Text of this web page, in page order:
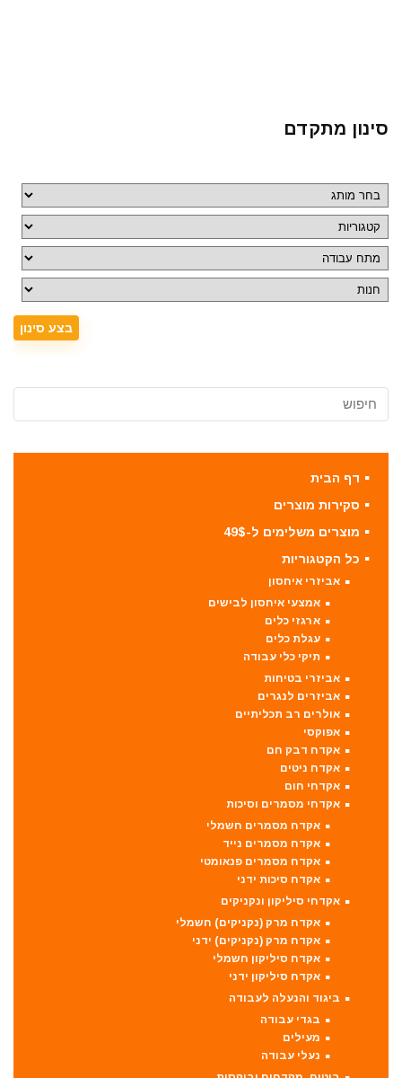
סינון מתקדם
דף הבית
סקירות מוצרים
מוצרים משלימים ל-49$
כל הקטגוריות
אביזרי איחסון
אמצעי איחסון לבישים
ארגזי כלים
עגלת כלים
תיקי כלי עבודה
אביזרי בטיחות
אביזרים לנגרים
אולרים רב תכליתיים
אפוקסי
אקדח דבק חם
אקדח ניטים
אקדחי חום
אקדחי מסמרים וסיכות
אקדח מסמרים חשמלי
אקדח מסמרים נייד
אקדח מסמרים פנאומטי
אקדח סיכות ידני
אקדחי סיליקון ונקניקים
אקדח מרק (נקניקים) חשמלי
אקדח מרק (נקניקים) ידני
אקדח סיליקון חשמלי
אקדח סיליקון ידני
ביגוד והנעלה לעבודה
בגדי עבודה
מעילים
נעלי עבודה